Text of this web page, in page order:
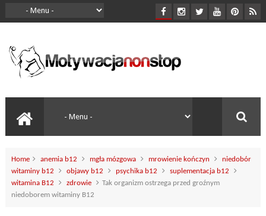
Home anemia b12 mgła mózgowa mrowienie kończyn
niedobór
witaminy b12
objawy b12 psychika b12
suplementacja b12
witamina B12
zdrowie
Tak organizm ostrzega przed groźnym
niedoborem witaminy B12